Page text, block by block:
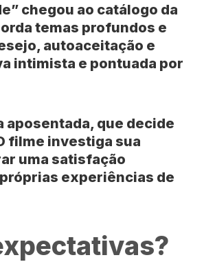
chegou ao catálogo da
temas profundos e
autoaceitação e
intimista e pontuada por
aposentada, que decide
filme investiga sua
uma satisfação
experiências de